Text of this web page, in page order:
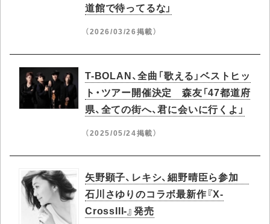
道館で待ってるな」
（2026/03/26掲載）
T-BOLAN、全曲「歌える」ベストヒッ
ト・ツアー開催決定 森友「47都道府
県、全ての街へ、君に会いに行くよ」
（2025/05/24掲載）
矢野顕子、レキシ、細野晴臣ら参加
石川さゆりのコラボ最新作『X-
CrossIII-』発売